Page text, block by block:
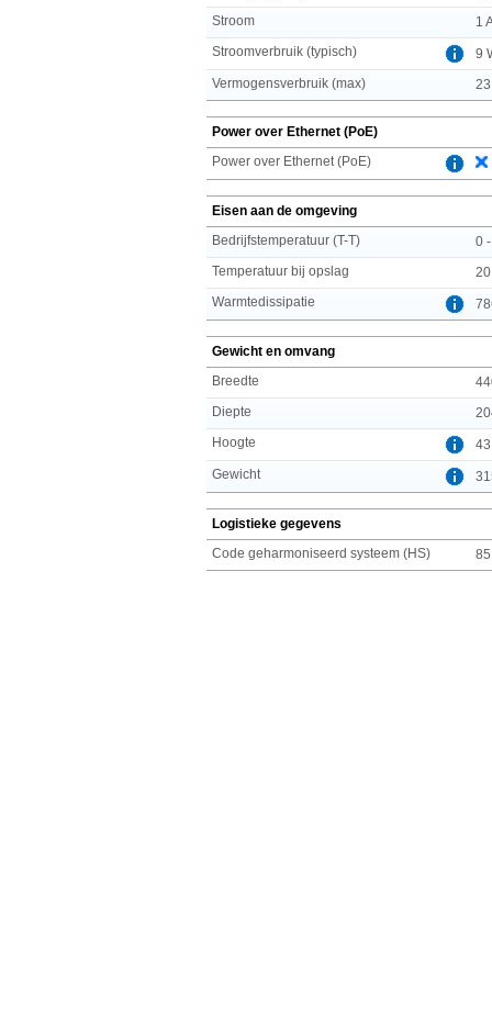
Stroom
1
Stroomverbruik (typisch)
9
Vermogensverbruik (max)
Power over Ethernet (PoE)
Power over Ethernet (PoE)
Eisen aan de omgeving
Bedrijfstemperatuur (T-T)
0
Temperatuur bij opslag
Warmtedissipatie
Gewicht en omvang
Breedte
Diepte
Hoogte
Gewicht
Logistieke gegevens
Code geharmoniseerd systeem (HS)